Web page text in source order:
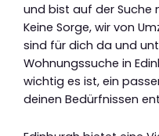
und bist auf der Suche
Keine Sorge, wir von
sind für dich da und
Wohnungssuche in
wichtig es ist, ein
deinen Bedürfnissen